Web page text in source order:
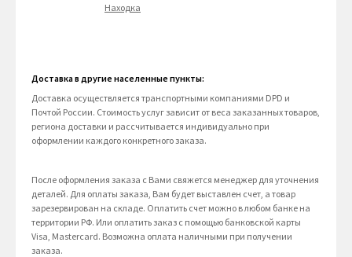
Находка
Доставка в другие населенные пункты:
Доставка осуществляется транспортными компаниями DPD и
Почтой России. Стоимость услуг зависит от веса заказанных товаров,
региона доставки и рассчитывается индивидуально при
оформлении каждого конкретного заказа.
После оформления заказа с Вами свяжется менеджер для уточнения
деталей. Для оплаты заказа, Вам будет выставлен счет, а товар
зарезервирован на складе. Оплатить счет можно в любом банке на
территории РФ. Или оплатить заказ с помощью банковской карты
Visa, Mastercard. Возможна оплата наличными при получении
заказа.